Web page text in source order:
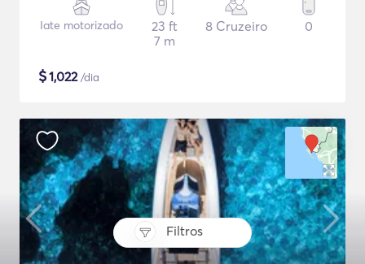
Filtros
Iate motorizado
23 ft
7 m
8 Cruzeiro 0
$1,022/dia